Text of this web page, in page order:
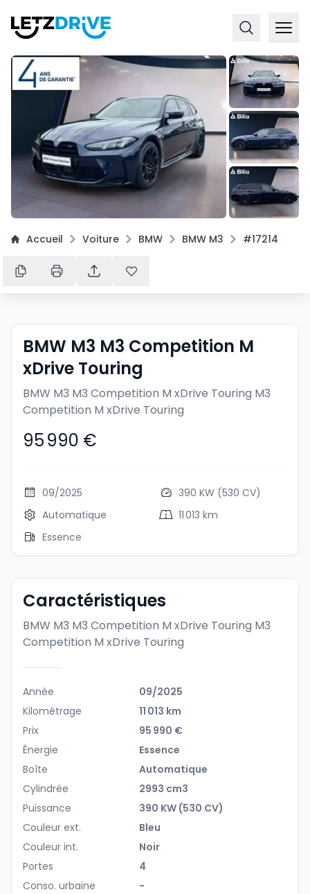
+ 16
Accueil Voiture BMW BMW M3 #17214
BMW M3 M3 Competition M
xDrive Touring
BMW M3 M3 Competition M xDrive Touring M3
Competition M xDrive Touring
95 990 €
09/2025
390 KW (530 CV)
Automatique
11 013 km
Essence
Caractéristiques
BMW M3 M3 Competition M xDrive Touring M3
Competition M xDrive Touring
Année
09/2025
Kilométrage
11 013 km
Prix
95 990 €
Énergie
Essence
Boîte
Automatique
Cylindrée
2993 cm3
Puissance
390 KW (530 CV)
Couleur ext.
Bleu
Couleur int.
Noir
Portes
4
Conso. urbaine
-